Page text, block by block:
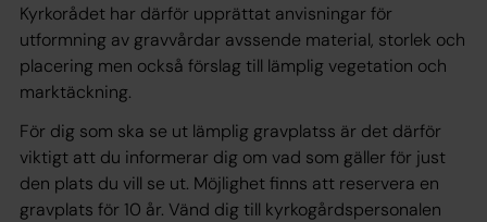
Kyrkorådet har därför upprättat anvisningar för
utformning av gravvårdar avssende material, storlek och
placering men också förslag till lämplig vegetation och
marktäckning.
För dig som ska se ut lämplig gravplatss är det därför
viktigt att du informerar dig om vad som gäller för just
den plats du vill se ut. Möjlighet finns att reservera en
gravplats för 10 år. Vänd dig till kyrkogårdspersonalen